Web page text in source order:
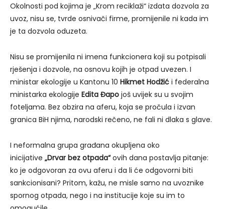
Okolnosti pod kojima je „Krom reciklaži“ izdata dozvola za
uvoz, nisu se, tvrde osnivači firme, promijenile ni kada im
je ta dozvola oduzeta.
Nisu se promijenila ni imena funkcionera koji su potpisali
rješenja i dozvole, na osnovu kojih je otpad uvezen. I
ministar ekologije u Kantonu 10 Hikmet Hodžić i federalna
ministarka ekologije Edita Đapo još uvijek su u svojim
foteljama. Bez obzira na aferu, koja se pročula i izvan
granica BiH njima, narodski rečeno, ne fali ni dlaka s glave.
I neformalna grupa građana okupljena oko
inicijative „Drvar bez otpada“ovih dana postavlja pitanje:
ko je odgovoran za ovu aferu i da li će odgovorni biti
sankcionisani? Pritom, kažu, ne misle samo na uvoznike
spornog otpada, nego i na institucije koje su im to